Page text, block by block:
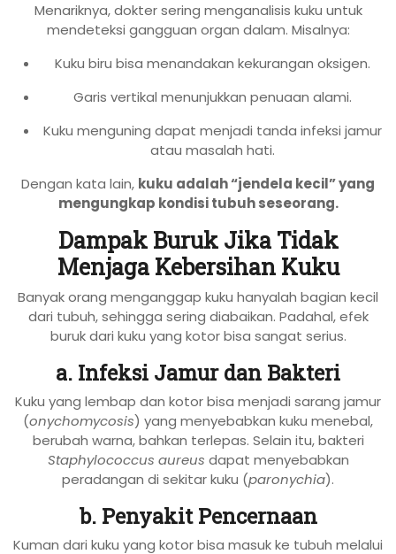
Menariknya, dokter sering menganalisis kuku untuk
mendeteksi gangguan organ dalam. Misalnya:
Kuku biru bisa menandakan kekurangan oksigen.
Garis vertikal menunjukkan penuaan alami.
Kuku menguning dapat menjadi tanda infeksi jamur
atau masalah hati.
Dengan kata lain, kuku adalah “jendela kecil” yang
mengungkap kondisi tubuh seseorang.
Dampak Buruk Jika Tidak
Menjaga Kebersihan Kuku
Banyak orang menganggap kuku hanyalah bagian kecil
dari tubuh, sehingga sering diabaikan. Padahal, efek
buruk dari kuku yang kotor bisa sangat serius.
a. Infeksi Jamur dan Bakteri
Kuku yang lembap dan kotor bisa menjadi sarang jamur
(onychomycosis) yang menyebabkan kuku menebal,
berubah warna, bahkan terlepas. Selain itu, bakteri
Staphylococcus aureus dapat menyebabkan
peradangan di sekitar kuku (paronychia).
b. Penyakit Pencernaan
Kuman dari kuku yang kotor bisa masuk ke tubuh melalui